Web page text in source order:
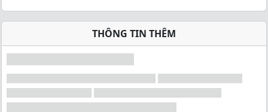
THÔNG TIN THÊM